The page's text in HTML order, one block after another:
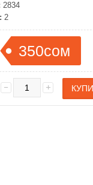
2834
2
350сом